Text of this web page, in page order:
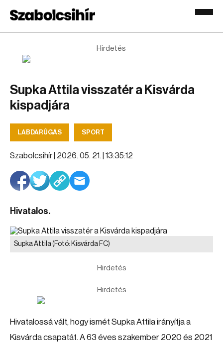
Hirdetés
Supka Attila visszatér a Kisvárda
kispadjára
LABDARÚGÁS SPORT
Szabolcsihír | 2026. 05. 21. | 13:35:12
Hivatalos.
Supka Attila(Fotó: Kisvárda FC)
Hirdetés
Hirdetés
Hivatalossá vált, hogy ismét Supka Attila irányítja a
Kisvárda csapatát. A 63 éves szakember 2020 és 2021